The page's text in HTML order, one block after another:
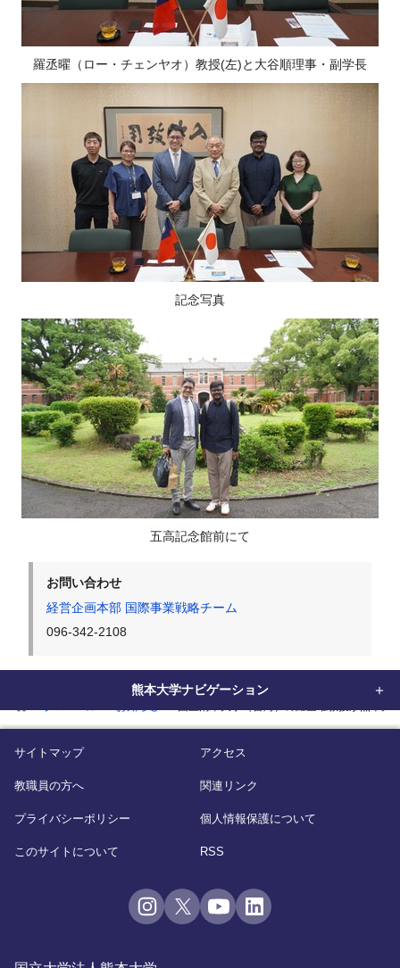
home
羅丞曜（ロー・チェンヤオ）教授(左)と大谷順理事・副学長
記念写真
五高記念館前にて
お問い合わせ
経営企画本部 国際事業戦略チーム
096-342-2108
熊本大学ナビゲーション
サイトマップ アクセス
教職員の方へ 関連リンク
プライバシーポリシー 個人情報保護について
このサイトについて RSS